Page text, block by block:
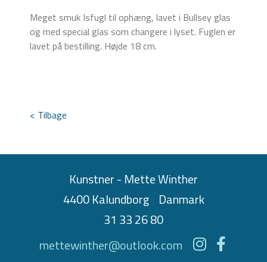
Meget smuk Isfugl til ophæng, lavet i Bullsey glas
og med special glas som changere i lyset. Fuglen er
lavet på bestilling. Højde 18 cm.
< Tilbage
Kunstner - Mette Winther
4400 Kalundborg Danmark
31 33 26 80
mettewinther@outlook.com